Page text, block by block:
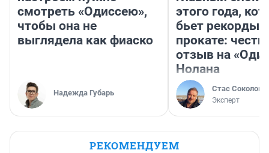
смотреть «Одиссею»,
чтобы она не
выглядела как фиаско
Надежда Губарь
этого года,
бьет рекорды в
прокате:
отзыв на
Нолана
Стас Соколов
Эксперт
РЕКОМЕНДУЕМ